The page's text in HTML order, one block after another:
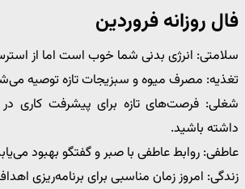
فال روزانه فروردین
سلامتی: انرژی بدنی شما خوب است اما از
تغذیه: مصرف میوه و سبزیجات تازه توصیه
شغلی: فرصت‌های تازه برای پیشرفت کاری در
داشته باشید.
عاطفی: روابط عاطفی با صبر و گفتگو بهبود
زندگی: امروز زمان مناسبی برای برنامه‌ریزی